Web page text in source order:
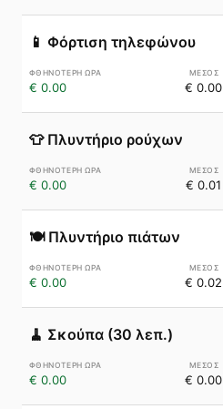
📱 Φόρτιση τηλεφώνου
€ 0.00 € 0.00
👕 Πλυντήριο ρούχων
€ 0.00 € 0.01
🍽️ Πλυντήριο πιάτων
€ 0.00 € 0.02
🧹 Σκούπα (30 λεπ.)
€ 0.00 € 0.00